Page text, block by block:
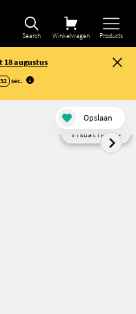
Search Winkelwagen Products
18 augustus
31 sec.
Opslaan
Visualisatie